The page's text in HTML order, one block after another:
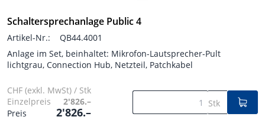
Schaltersprechanlage Public 4
Artikel-Nr.:
QB44.4001
Anlage im Set, beinhaltet: Mikrofon-Lautsprecher-Pult
lichtgrau, Connection Hub, Netzteil, Patchkabel
CHF (exkl. MwSt) / Stk
Einzelpreis
2'826.–
Preis
2'826.–
Stk